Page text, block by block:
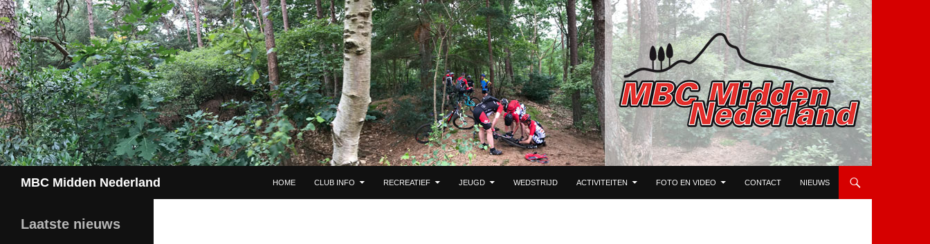
MBC Midden Nederland
HOME
CLUB INFO RECREATIEF JEUGD WEDSTRIJD ACTIVITEITEN FOTO EN VIDEO CONTACT NIEUWS
Laatste nieuws